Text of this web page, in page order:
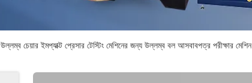
উল্লম্ব চেয়ার ইমপ্যাক্ট প্রেসার টেস্টিং মেশিনের জন্য উল্লম্ব বল আসবাবপত্র পরীক্ষার মেশিন